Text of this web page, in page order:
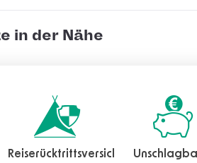
in der Nähe
Reiserücktrittsversicherung